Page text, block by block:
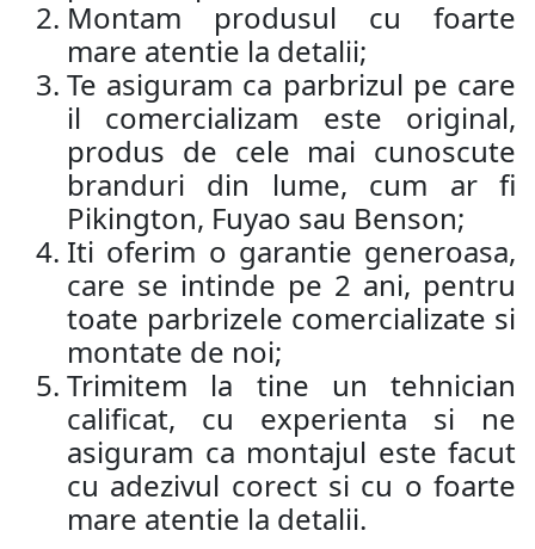
Montam produsul cu foarte
mare atentie la detalii;
Te asiguram ca parbrizul pe care
il comercializam este original,
produs de cele mai cunoscute
branduri din lume, cum ar fi
Pikington, Fuyao sau Benson;
Iti oferim o garantie generoasa,
care se intinde pe 2 ani, pentru
toate parbrizele comercializate si
montate de noi;
Trimitem la tine un tehnician
calificat, cu experienta si ne
asiguram ca montajul este facut
cu adezivul corect si cu o foarte
mare atentie la detalii.